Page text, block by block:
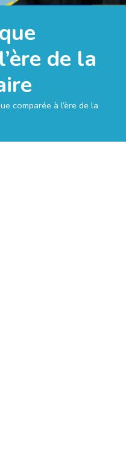
de la
comparée à l’ère de la